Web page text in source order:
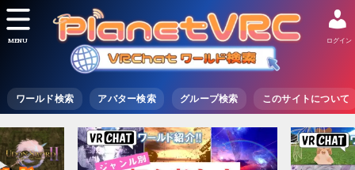
ワールド検索 アバター検索 グループ検索 このサイトについて
ログイン
MENU